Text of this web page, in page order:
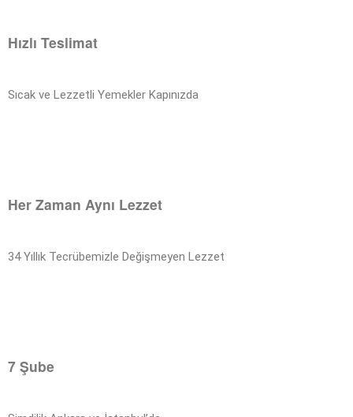
Hızlı Teslimat
Sıcak ve Lezzetli Yemekler Kapınızda
Her Zaman Aynı Lezzet
34 Yıllık Tecrübemizle Değişmeyen Lezzet
7 Şube